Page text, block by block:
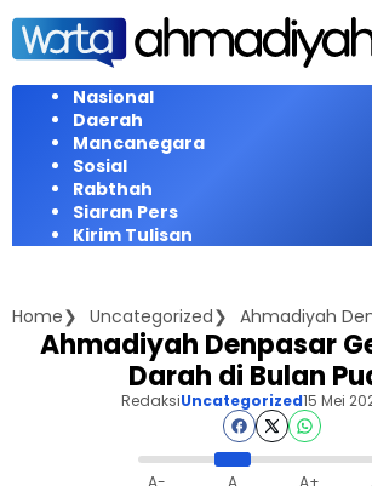
Langsung
konten
Nasional
Daerah
Mancanegara
Sosial
Rabthah
Siaran Pers
Kirim Tulisan
Home Uncategorized
Ahmadiyah Denpasar
Darah di Bulan
RedaksiUncategorized15 Mei
A- A A+